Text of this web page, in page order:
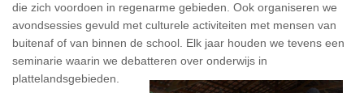
die zich voordoen in regenarme gebieden. Ook organiseren we
avondsessies gevuld met culturele activiteiten met mensen van
buitenaf of van binnen de school. Elk jaar houden we tevens een
seminarie waarin we debatteren over onderwijs in
plattelandsgebieden.